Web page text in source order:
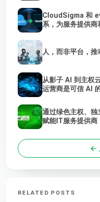
CloudSigma 和
系，为服务提供
人，而非平台，推
从影子 AI 到主权
运营商是可信 AI
通过绿色主权、
赋能IT服务提供商
RELATED POSTS